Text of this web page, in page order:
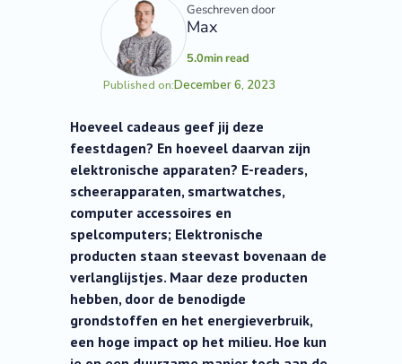
Geschreven door
Max
5.0min read
Published on:December 6, 2023
Hoeveel cadeaus geef jij deze
feestdagen? En hoeveel daarvan zijn
elektronische apparaten? E-readers,
scheerapparaten, smartwatches,
computer accessoires en
spelcomputers; Elektronische
producten staan steevast bovenaan de
verlanglijstjes. Maar deze producten
hebben, door de benodigde
grondstoffen en het energieverbruik,
een hoge impact op het milieu. Hoe kun